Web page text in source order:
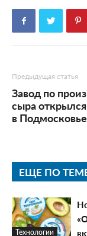
Предыдущая статья
Завод по
сыра открылся
в Подмосковье
ЕЩЕ ПО
Технологии